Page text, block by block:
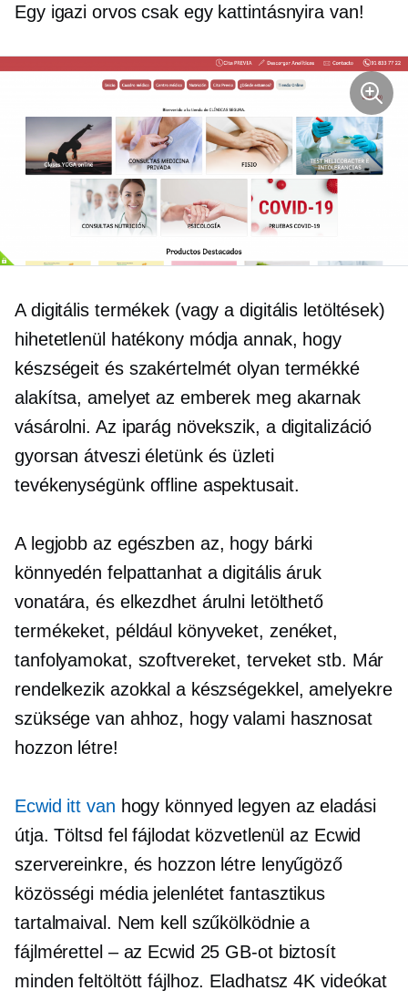
Egy igazi orvos csak egy kattintásnyira van!
A digitális termékek (vagy a digitális letöltések)
hihetetlenül hatékony módja annak, hogy
készségeit és szakértelmét olyan termékké
alakítsa, amelyet az emberek meg akarnak
vásárolni. Az iparág növekszik, a digitalizáció
gyorsan átveszi életünk és üzleti
tevékenységünk offline aspektusait.
A legjobb az egészben az, hogy bárki
könnyedén felpattanhat a digitális áruk
vonatára, és elkezdhet árulni letölthető
termékeket, például könyveket, zenéket,
tanfolyamokat, szoftvereket, terveket stb. Már
rendelkezik azokkal a készségekkel, amelyekre
szüksége van ahhoz, hogy valami hasznosat
hozzon létre!
Ecwid itt van hogy könnyed legyen az eladási
útja. Töltsd fel fájlodat közvetlenül az Ecwid
szervereinkre, és hozzon létre lenyűgöző
közösségi média jelenlétet fantasztikus
tartalmaival. Nem kell szűkölködnie a
fájlmérettel – az Ecwid 25 GB-ot biztosít
minden feltöltött fájlhoz. Eladhatsz 4K videókat